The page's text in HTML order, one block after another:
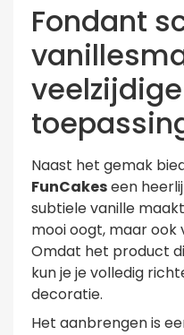
Fondant
veelzijdige
Naast het gemak
FunCakeseen
subtiele vanille
mooi oogt, maar ook
Omdat het product
kun je je volledig
decoratie.
Het aanbrengen is